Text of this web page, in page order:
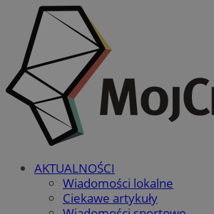
AKTUALNOŚCI
Wiadomości lokalne
Ciekawe artykuły